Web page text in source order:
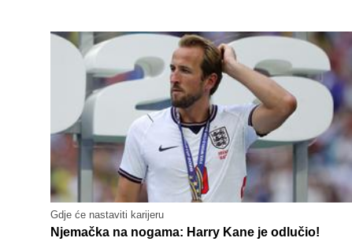
Gdje će nastaviti karijeru
Njemačka na nogama: Harry Kane je odlučio!